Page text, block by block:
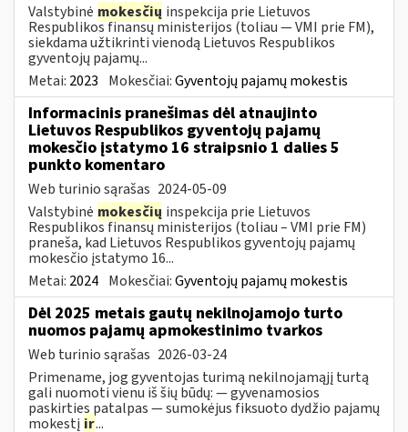
Valstybinė mokesčių inspekcija prie Lietuvos
Respublikos finansų ministerijos (toliau — VMI prie FM),
siekdama užtikrinti vienodą Lietuvos Respublikos
gyventojų pajamų...
Metai: 2023 Mokesčiai:Gyventojų pajamų mokestis
Informacinis pranešimas dėl atnaujinto
Lietuvos Respublikos gyventojų pajamų
mokesčio įstatymo 16 straipsnio 1 dalies 5
punkto komentaro
Web turinio sąrašas 2024-05-09
Valstybinė mokesčių inspekcija prie Lietuvos
Respublikos finansų ministerijos (toliau – VMI prie FM)
praneša, kad Lietuvos Respublikos gyventojų pajamų
mokesčio įstatymo 16...
Metai: 2024 Mokesčiai:Gyventojų pajamų mokestis
Dėl 2025 metais gautų nekilnojamojo turto
nuomos pajamų apmokestinimo tvarkos
Web turinio sąrašas 2026-03-24
Primename, jog gyventojas turimą nekilnojamąjį turtą
gali nuomoti vienu iš šių būdų: — gyvenamosios
paskirties patalpas — sumokėjus fiksuoto dydžio pajamų
mokestį ir...